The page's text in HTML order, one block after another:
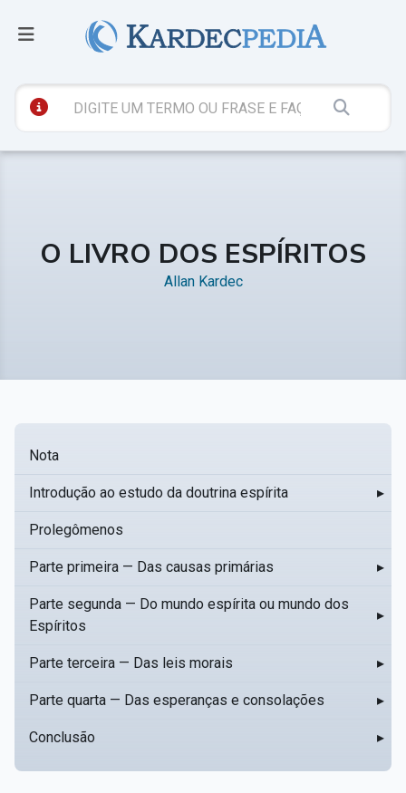
O LIVRO DOS ESPÍRITOS
Allan Kardec
Nota
Introdução ao estudo da doutrina espírita ▸
Prolegômenos
Parte primeira — Das causas primárias ▸
Parte segunda — Do mundo espírita ou mundo dos
Espíritos
▸
Parte terceira — Das leis morais ▸
Parte quarta — Das esperanças e consolações ▸
Conclusão ▸